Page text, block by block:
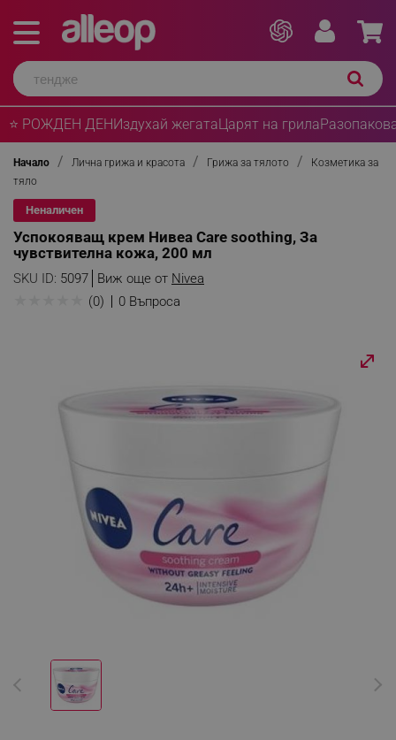
⭐ РОЖДЕН ДЕНИздухай жегатаЦарят на грила
Начало Лична грижа и красота Грижа за тялото
Козметика за
тяло
Неналичен
Успокояващ крем Нивеа Care soothing, За
чувствителна кожа, 200 мл
SKU ID: 5097 Виж още от Nivea
(0) 0 Въпроса